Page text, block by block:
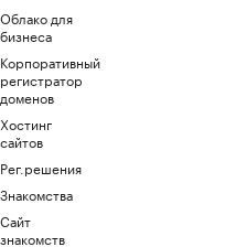
Облако для
бизнеса
Корпоративный
регистратор
доменов
Хостинг
сайтов
Рег.решения
Знакомства
Сайт
знакомств